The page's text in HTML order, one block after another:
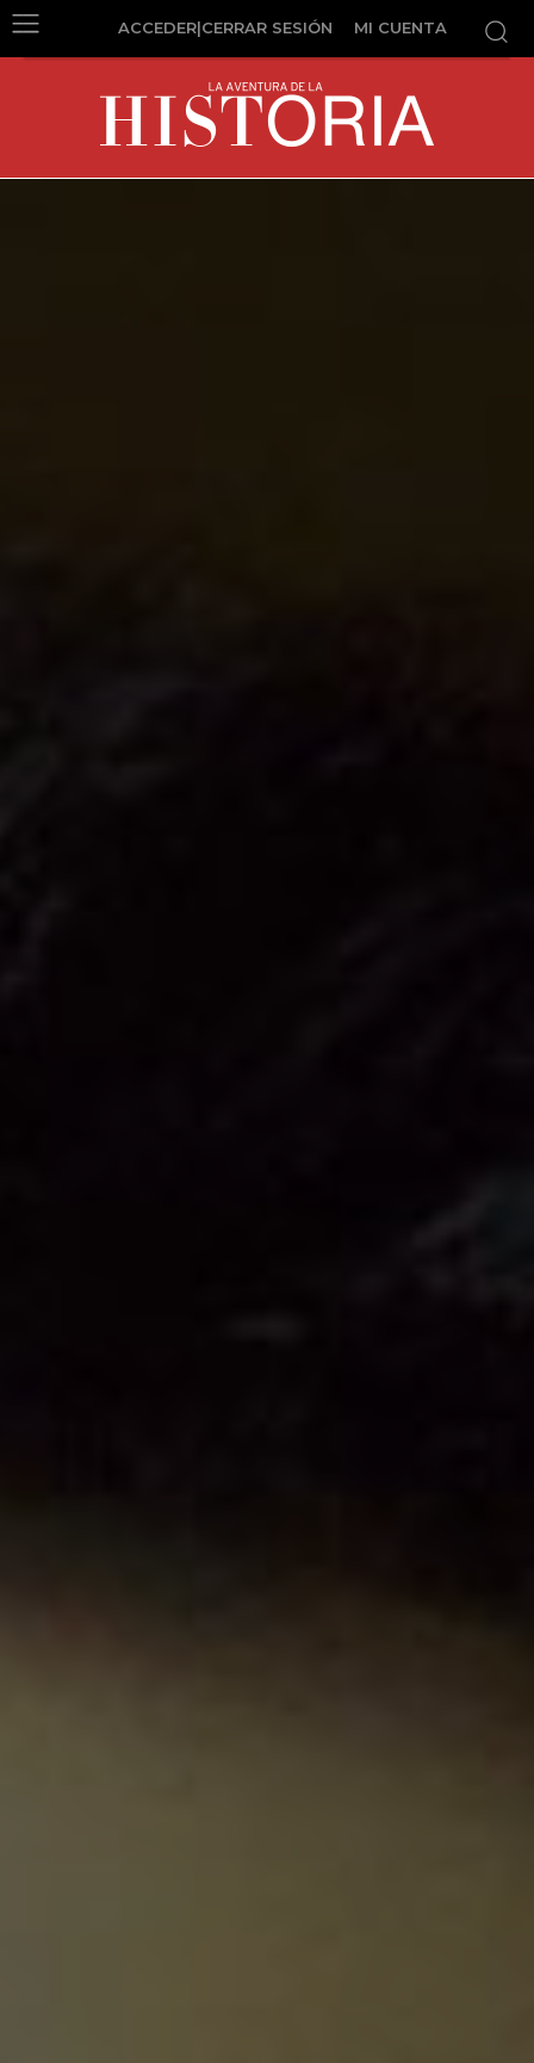
ACCEDER|CERRAR SESIÓN MI CUENTA